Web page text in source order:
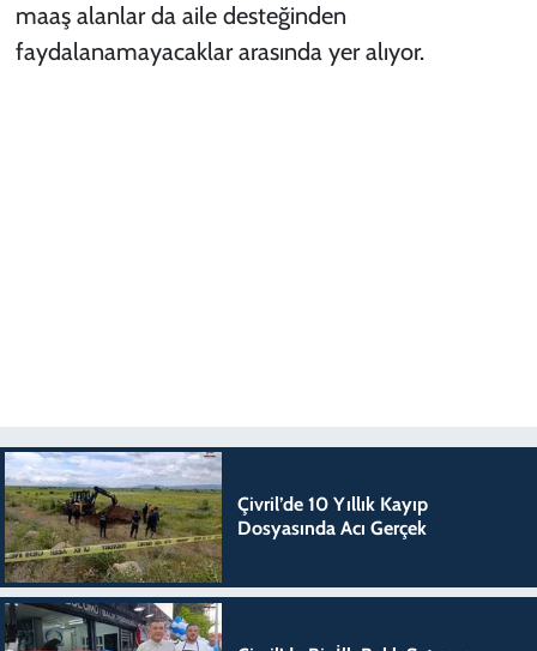
maaş alanlar da aile desteğinden
faydalanamayacaklar arasında yer alıyor.
Çivril’de 10 Yıllık Kayıp
Dosyasında Acı Gerçek